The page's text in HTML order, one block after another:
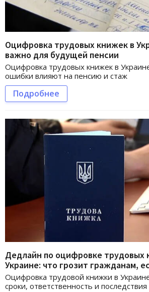
Оцифровка трудовых книжек в
важно для будущей пенсии
Оцифровка трудовых книжек в
ошибки влияют на пенсию и стаж
Подробнее
Дедлайн по оцифровке трудовых
Украине: что грозит гражданам,
Оцифровка трудовой книжки в
сроки, ответственность и последствия